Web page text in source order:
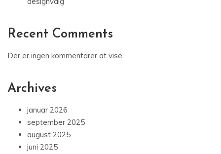
Recent Comments
Der er ingen kommentarer at vise.
Archives
januar 2026
september 2025
august 2025
juni 2025